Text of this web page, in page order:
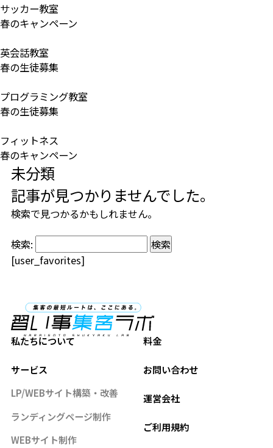
サッカー教室
春のキャンペーン
英会話教室
春の生徒募集
プログラミング教室
春の生徒募集
フィットネス
春のキャンペーン
未分類
記事が見つかりませんでした。
検索で見つかるかもしれません。
検索:
[user_favorites]
私たちについて
サービス
LP/WEBサイト構築・改善
ランディングページ制作
WEBサイト制作
料金
お問い合わせ
運営会社
ご利用規約